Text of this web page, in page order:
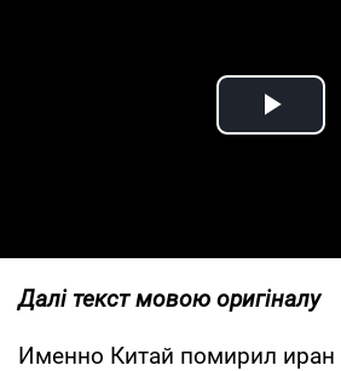
Далі текст мовою оригіналу
Именно Китай помирил иран